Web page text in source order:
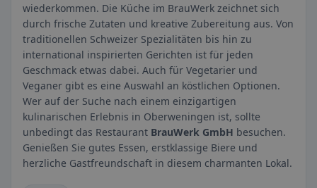
wiederkommen. Die Küche im BrauWerk zeichnet sich
durch frische Zutaten und kreative Zubereitung aus. Von
traditionellen Schweizer Spezialitäten bis hin zu
international inspirierten Gerichten ist für jeden
Geschmack etwas dabei. Auch für Vegetarier und
Veganer gibt es eine Auswahl an köstlichen Optionen.
Wer auf der Suche nach einem einzigartigen
kulinarischen Erlebnis in Oberweningen ist, sollte
unbedingt das Restaurant BrauWerk GmbH besuchen.
Genießen Sie gutes Essen, erstklassige Biere und
herzliche Gastfreundschaft in diesem charmanten Lokal.